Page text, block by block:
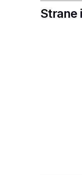
Strane